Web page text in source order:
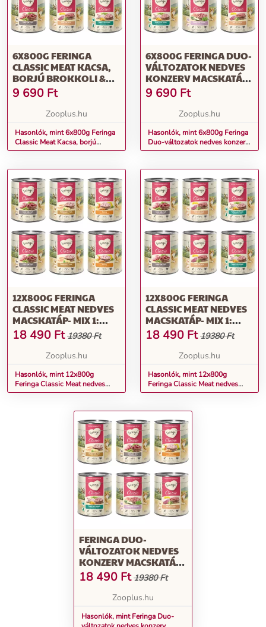
6X800G FERINGA
CLASSIC MEAT KACSA,
BORJÚ BROKKOLI &
PITYPANG NEDVES
MACSKATÁP MIX 1:
SZÁRNYAS, BÁRÁNY &
PISZTRÁNG MIX. 2:
NYÚL & PULYKA,
KACSA & BORJÚ
9 690 Ft
Zooplus.hu
Hasonlók, mint 6x800g Feringa
Classic Meat Kacsa, borjú
brokkoli & pitypang nedves
bárány & nyúl, csirke &
pisztráng mix. 2: nyúl & pulyka,
bárány & marha, kacsa & borjú
6X800G FERINGA DUO-
VÁLTOZATOK NEDVES
KONZERV MACSKATÁP -
MIX 3: 6 FAJTÁVAL
9 690 Ft
Zooplus.hu
Hasonlók, mint 6x800g Feringa
Duo-változatok nedves konzerv
macskatáp - mix 3: 6 fajtával
12X800G FERINGA
CLASSIC MEAT NEDVES
MACSKATÁP- MIX 1:
SZÁRNYAS, BÁRÁNY &
NYÚL, CSIRKE &
PISZTRÁNG
18 490 Ft 19380 Ft
Zooplus.hu
Hasonlók, mint 12x800g
Feringa Classic Meat nedves
macskatáp- Mix 1: szárnyas,
12X800G FERINGA
CLASSIC MEAT NEDVES
MACSKATÁP- MIX 1:
NYÚL & PULYKA,
BÁRÁNY & MARHA,
KACSA & BORJÚ
18 490 Ft 19380 Ft
Zooplus.hu
Hasonlók, mint 12x800g
Feringa Classic Meat nedves
macskatáp- Mix 1: nyúl &
borjú
FERINGA DUO-
VÁLTOZATOK NEDVES
KONZERV MACSKATÁP -
MIX 3: 6 VÁLTOZATTAL 6
FAJTÁVAL 12 X 800 G
18 490 Ft 19380 Ft
Zooplus.hu
Hasonlók, mint Feringa Duo-